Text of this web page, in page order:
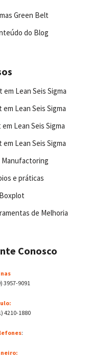
Green Belt
do Blog
Lean Seis Sigma
Lean Seis Sigma
Lean Seis Sigma
Lean Seis Sigma
Manufactoring
e práticas
de Melhoria
Conosco
3957-9091
4210-1880
: